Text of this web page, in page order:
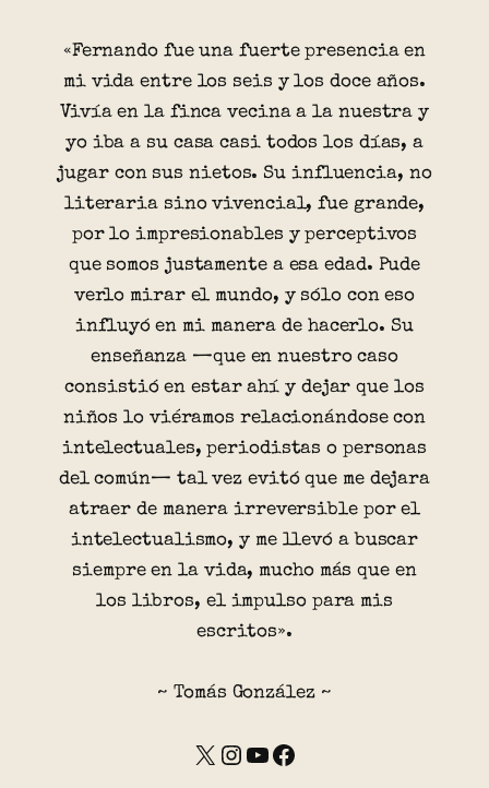
«Fernando fue una fuerte presencia en
mi vida entre los seis y los doce años.
Vivía en la finca vecina a la nuestra y
yo iba a su casa casi todos los días, a
jugar con sus nietos. Su influencia, no
literaria sino vivencial, fue grande,
por lo impresionables y perceptivos
que somos justamente a esa edad. Pude
verlo mirar el mundo, y sólo con eso
influyó en mi manera de hacerlo. Su
enseñanza —que en nuestro caso
consistió en estar ahí y dejar que los
niños lo viéramos relacionándose con
intelectuales, periodistas o personas
del común— tal vez evitó que me dejara
atraer de manera irreversible por el
intelectualismo, y me llevó a buscar
siempre en la vida, mucho más que en
los libros, el impulso para mis
escritos».
~ Tomás González ~
X Instagram YouTube Facebook